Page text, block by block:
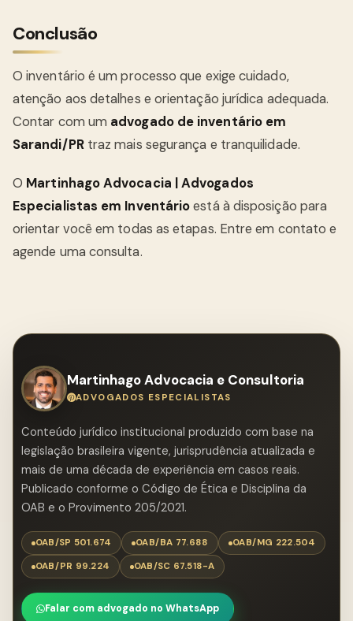
Conclusão
O inventário é um processo que exige cuidado,
atenção aos detalhes e orientação jurídica adequada.
Contar com um advogado de inventário em
Sarandi/PRtraz mais segurança e tranquilidade.
O Martinhago Advocacia | Advogados
Especialistas em Inventárioestá à disposição para
orientar você em todas as etapas. Entre em contato e
agende uma consulta.
Martinhago Advocacia e Consultoria
ADVOGADOS ESPECIALISTAS
Conteúdo jurídico institucional produzido com base na
legislação brasileira vigente, jurisprudência atualizada e
mais de uma década de experiência em casos reais.
Publicado conforme o Código de Ética e Disciplina da
OAB e o Provimento 205/2021.
OAB/SP 501.674 OAB/BA 77.688
OAB/MG 222.504
OAB/PR 99.224
OAB/SC 67.518-A
Falar com advogado no WhatsApp